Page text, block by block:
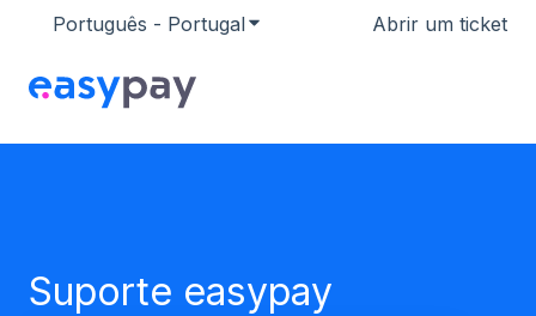
Português - PortugalMostrar submenu para
Abrir um ticket
Suporte easypay